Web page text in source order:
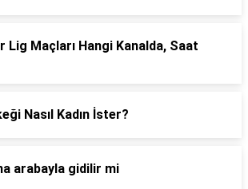
Lig Maçları Hangi Kanalda, Saat
Nasıl Kadın İster?
arabayla gidilir mi